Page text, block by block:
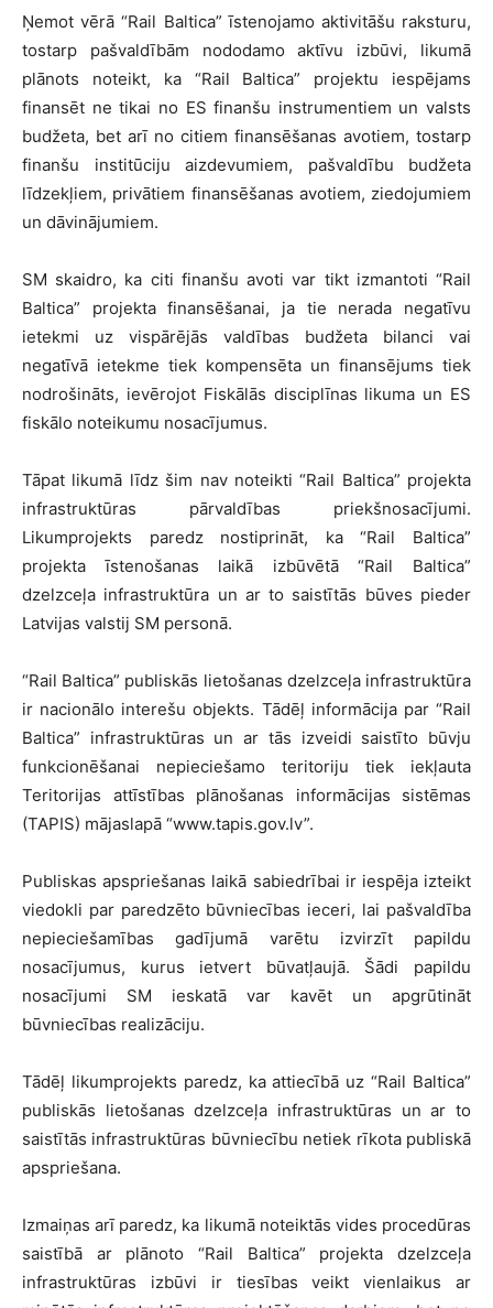
Ņemot vērā “Rail Baltica” īstenojamo aktivitāšu raksturu,
tostarp pašvaldībām nododamo aktīvu izbūvi, likumā
plānots noteikt, ka “Rail Baltica” projektu iespējams
finansēt ne tikai no ES finanšu instrumentiem un valsts
budžeta, bet arī no citiem finansēšanas avotiem, tostarp
finanšu institūciju aizdevumiem, pašvaldību budžeta
līdzekļiem, privātiem finansēšanas avotiem, ziedojumiem
un dāvinājumiem.
SM skaidro, ka citi finanšu avoti var tikt izmantoti “Rail
Baltica” projekta finansēšanai, ja tie nerada negatīvu
ietekmi uz vispārējās valdības budžeta bilanci vai
negatīvā ietekme tiek kompensēta un finansējums tiek
nodrošināts, ievērojot Fiskālās disciplīnas likuma un ES
fiskālo noteikumu nosacījumus.
Tāpat likumā līdz šim nav noteikti “Rail Baltica” projekta
infrastruktūras pārvaldības priekšnosacījumi.
Likumprojekts paredz nostiprināt, ka “Rail Baltica”
projekta īstenošanas laikā izbūvētā “Rail Baltica”
dzelzceļa infrastruktūra un ar to saistītās būves pieder
Latvijas valstij SM personā.
“Rail Baltica” publiskās lietošanas dzelzceļa infrastruktūra
ir nacionālo interešu objekts. Tādēļ informācija par “Rail
Baltica” infrastruktūras un ar tās izveidi saistīto būvju
funkcionēšanai nepieciešamo teritoriju tiek iekļauta
Teritorijas attīstības plānošanas informācijas sistēmas
(TAPIS) mājaslapā “www.tapis.gov.lv”.
Publiskas apspriešanas laikā sabiedrībai ir iespēja izteikt
viedokli par paredzēto būvniecības ieceri, lai pašvaldība
nepieciešamības gadījumā varētu izvirzīt papildu
nosacījumus, kurus ietvert būvatļaujā. Šādi papildu
nosacījumi SM ieskatā var kavēt un apgrūtināt
būvniecības realizāciju.
Tādēļ likumprojekts paredz, ka attiecībā uz “Rail Baltica”
publiskās lietošanas dzelzceļa infrastruktūras un ar to
saistītās infrastruktūras būvniecību netiek rīkota publiskā
apspriešana.
Izmaiņas arī paredz, ka likumā noteiktās vides procedūras
saistībā ar plānoto “Rail Baltica” projekta dzelzceļa
infrastruktūras izbūvi ir tiesības veikt vienlaikus ar